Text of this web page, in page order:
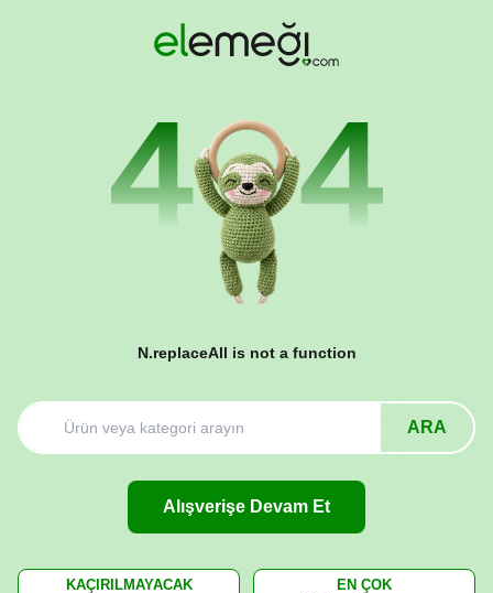
N.replaceAll is not a function
ARA
Alışverişe Devam Et
KAÇIRILMAYACAK
EN ÇOK